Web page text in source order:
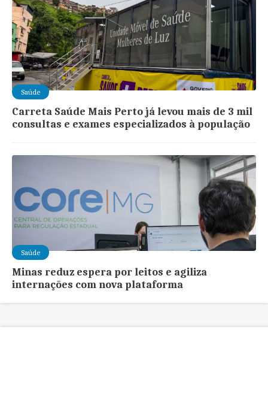
Saúde
Carreta Saúde Mais Perto já levou mais de 3 mil
consultas e exames especializados à população
Saúde
Minas reduz espera por leitos e agiliza
internações com nova plataforma